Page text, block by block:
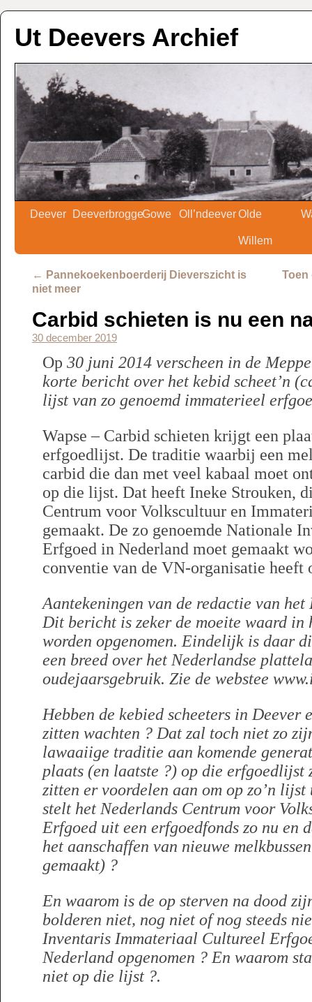
Ut Deevers Archief
Deever DeeverbroggeGowe Oll’ndeeverOlde
Willem
← Pannekoekenboerderij Dieverszicht is
niet meer
Toen
Carbid schieten is nu een
30 december 2019
Op 30 juni 2014 verscheen in de
korte bericht over het kebid scheet’n
lijst van zo genoemd immaterieel
Wapse – Carbid schieten krijgt een
erfgoedlijst. De traditie waarbij een
carbid die dan met veel kabaal moet
op die lijst. Dat heeft Ineke Strouken,
Centrum voor Volkscultuur en
gemaakt. De zo genoemde Nationale
Erfgoed in Nederland moet gemaakt
conventie van de VN-organisatie heeft
Aantekeningen van de redactie van het
Dit bericht is zeker de moeite waard in
worden opgenomen. Eindelijk is daar
een breed over het Nederlandse
oudejaarsgebruik. Zie de webstee
Hebben de kebied scheeters in Deever
zitten wachten ? Dat zal toch niet zo
lawaaiige traditie aan komende
plaats (en laatste ?) op die erfgoedlijst
zitten er voordelen aan om op zo’n
stelt het Nederlands Centrum voor
Erfgoed uit een erfgoedfonds zo nu en
het aanschaffen van nieuwe
gemaakt) ?
En waarom is de op sterven na dood
bolderen niet, nog niet of nog steeds
Inventaris Immateriaal Cultureel
Nederland opgenomen ? En waarom
niet op die lijst ?.